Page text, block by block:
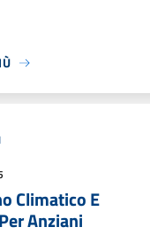
Climatico E
Anziani